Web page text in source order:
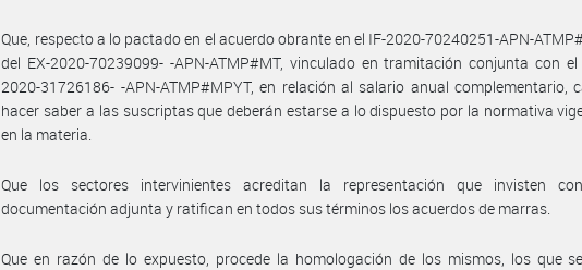
Que, respecto a lo pactado en el acuerdo obrante en el IF-2020-70240251-APN-
del EX-2020-70239099- -APN-ATMP#MT, vinculado en tramitación conjunta con el
2020-31726186- -APN-ATMP#MPYT, en relación al salario anual complementario,
hacer saber a las suscriptas que deberán estarse a lo dispuesto por la normativa
en la materia.
Que los sectores intervinientes acreditan la representación que invisten
documentación adjunta y ratifican en todos sus términos los acuerdos de marras.
Que en razón de lo expuesto, procede la homologación de los mismos, los que